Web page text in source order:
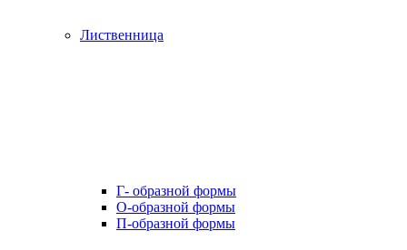
Лиственница
Г- образной формы
О-образной формы
П-образной формы